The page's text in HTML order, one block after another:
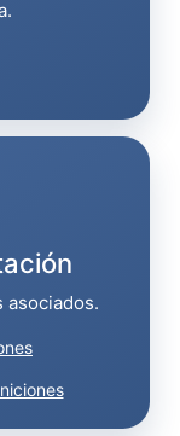
asociados.